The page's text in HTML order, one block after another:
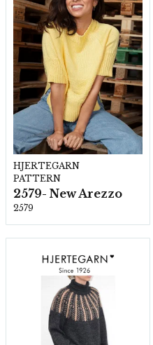
HJERTEGARN
PATTERN
2579- New Arezzo
2579